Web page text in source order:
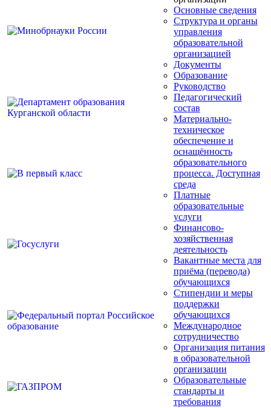
Основные сведения
Структура и органы
управления
образовательной
организацией
Документы
Образование
Руководство
Педагогический
состав
Материально-
техническое
обеспечение и
оснащённость
образовательного
процесса. Доступная
среда
Платные
образовательные
услуги
Финансово-
хозяйственная
деятельность
Вакантные места для
приёма (перевода)
обучающихся
Стипендии и меры
поддержки
обучающихся
Международное
сотрудничество
Организация питания
в образовательной
организации
Образовательные
стандарты и
требования